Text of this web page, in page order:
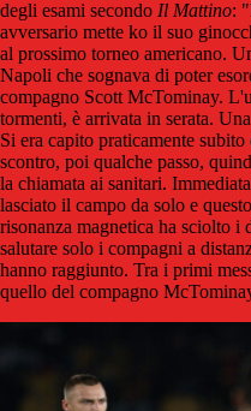
degli esami secondo Il Mattino:
avversario mette ko il suo
al prossimo torneo americano.
Napoli che sognava di poter
compagno Scott McTominay.
tormenti, è arrivata in serata.
Si era capito praticamente
scontro, poi qualche passo,
la chiamata ai sanitari.
lasciato il campo da solo e
risonanza magnetica ha sciolto
salutare solo i compagni a
hanno raggiunto. Tra i primi
quello del compagno